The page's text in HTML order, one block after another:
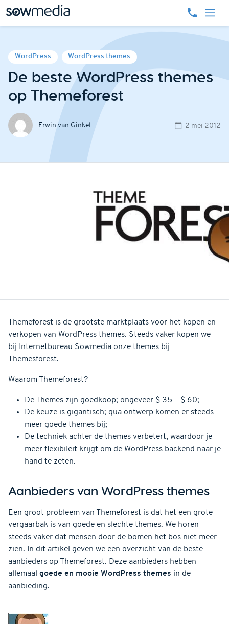
WordPress WordPress themes
De beste WordPress themes
op Themeforest
Erwin van Ginkel 2 mei 2012
Themeforest is de grootste marktplaats voor het kopen en
verkopen van WordPress themes. Steeds vaker kopen we
bij Internetbureau Sowmedia onze themes bij
Themesforest.
Waarom Themeforest?
De Themes zijn goedkoop; ongeveer $ 35 – $ 60;
De keuze is gigantisch; qua ontwerp komen er steeds
meer goede themes bij;
De techniek achter de themes verbetert, waardoor je
meer flexibileit krijgt om de WordPress backend naar je
hand te zeten.
Aanbieders van WordPress themes
Een groot probleem van Themeforest is dat het een grote
vergaarbak is van goede en slechte themes. We horen
steeds vaker dat mensen door de bomen het bos niet meer
zien. In dit artikel geven we een overzicht van de beste
aanbieders op Themeforest. Deze aanbieders hebben
allemaal goede en mooie WordPress themes in de
aanbieding.